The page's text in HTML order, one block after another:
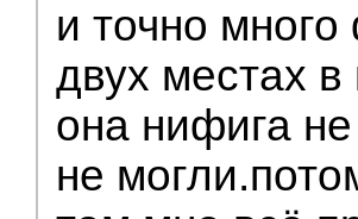
и точно
двух местах
она нифига
не